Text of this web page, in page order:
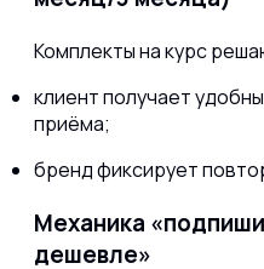
Комплекты на курс
клиент получает
приёма;
бренд фиксирует
Механика
дешевле»